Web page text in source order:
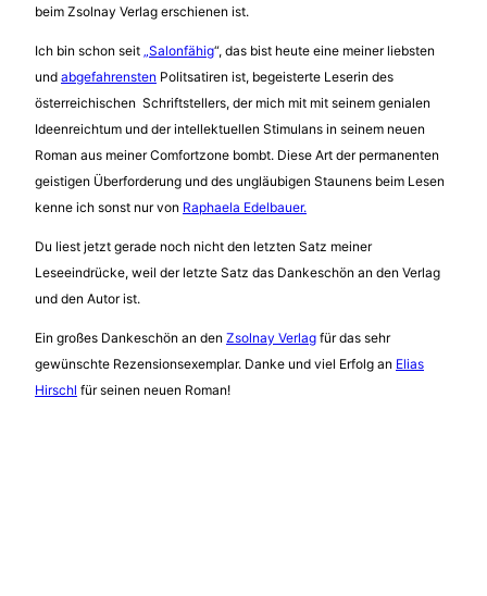
beim Zsolnay Verlag erschienen ist.
Ich bin schon seit „Salonfähig“, das bist heute eine meiner liebsten
und abgefahrensten Politsatiren ist, begeisterte Leserin des
österreichischen Schriftstellers, der mich mit mit seinem genialen
Ideenreichtum und der intellektuellen Stimulans in seinem neuen
Roman aus meiner Comfortzone bombt. Diese Art der permanenten
geistigen Überforderung und des ungläubigen Staunens beim Lesen
kenne ich sonst nur von Raphaela Edelbauer.
Du liest jetzt gerade noch nicht den letzten Satz meiner
Leseeindrücke, weil der letzte Satz das Dankeschön an den Verlag
und den Autor ist.
Ein großes Dankeschön an den Zsolnay Verlag für das sehr
gewünschte Rezensionsexemplar. Danke und viel Erfolg an Elias
Hirschl für seinen neuen Roman!